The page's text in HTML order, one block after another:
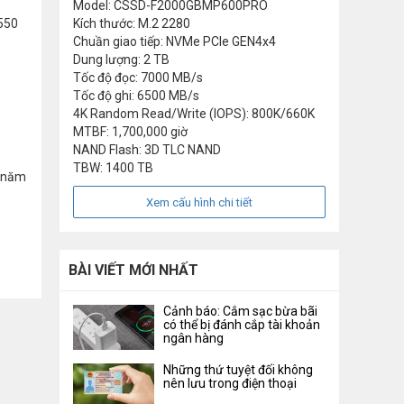
Model: CSSD-F2000GBMP600PRO
Kích thước: M.2 2280
Chuần giao tiếp: NVMe PCIe GEN4x4
Dung lượng: 2 TB
Tốc độ đọc: 7000 MB/s
Tốc độ ghi: 6500 MB/s
4K Random Read/Write (IOPS): 800K/660K
MTBF: 1,700,000 giờ
NAND Flash: 3D TLC NAND
TBW: 1400 TB
Xem cấu hình chi tiết
BÀI VIẾT MỚI NHẤT
Cảnh báo: Cắm sạc bừa bãi
có thể bị đánh cắp tài khoản
ngân hàng
Những thứ tuyệt đối không
nên lưu trong điện thoại